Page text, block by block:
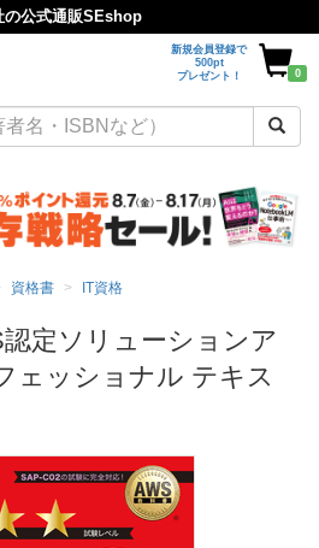
の公式通販SEshop
新規会員登録で
500pt
プレゼント！
0
資格書 IT資格
定ソリューションア
ェッショナル テキス